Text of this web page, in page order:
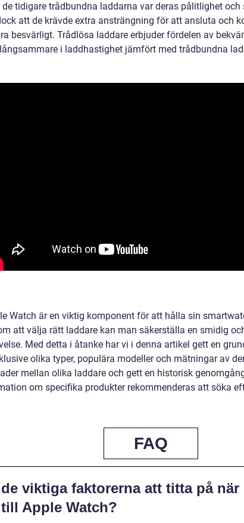
de tidigare trådbundna laddarna var deras pålitlighet
att de krävde extra ansträngning för att ansluta och
besvärligt. Trådlösa laddare erbjuder fördelen av
i laddhastighet jämfört med trådbundna
Watch är en viktig komponent för att hålla sin
att välja rätt laddare kan man säkerställa en smidig
Med detta i åtanke har vi i denna artikel gett en
olika typer, populära modeller och mätningar av
mellan olika laddare och gett en historisk
om specifika produkter rekommenderas att söka
FAQ
viktiga faktorerna att titta på när
Apple Watch?